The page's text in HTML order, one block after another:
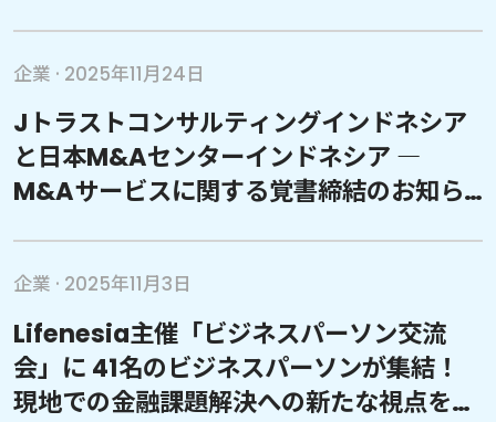
企業 · 2025年11月24日
Jトラストコンサルティングインドネシア
と日本M&Aセンターインドネシア ―
M&Aサービスに関する覚書締結のお知ら
企業 · 2025年11月3日
Lifenesia主催「ビジネスパーソン交流
会」に 41名のビジネスパーソンが集結！
現地での金融課題解決への新たな視点を提